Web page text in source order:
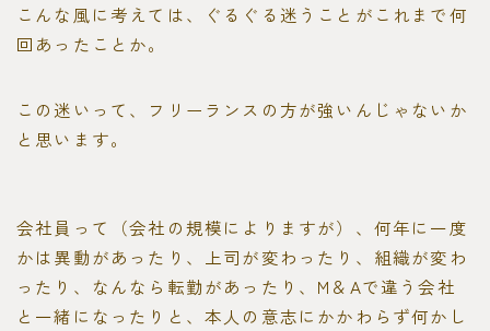
こんな風に考えては、ぐるぐる迷うことがこれまで何
回あったことか。
この迷いって、フリーランスの方が強いんじゃないか
と思います。
会社員って（会社の規模によりますが）、何年に一度
かは異動があったり、上司が変わったり、組織が変わ
ったり、なんなら転勤があったり、M＆Aで違う会社
と一緒になったりと、本人の意志にかかわらず何かし